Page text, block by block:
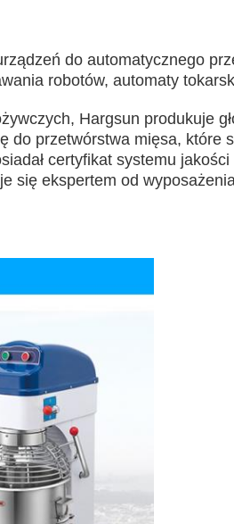
do automatycznego
robotów, automaty
Hargsun produkuje
do przetwórstwa mięsa, które
certyfikat systemu
się ekspertem od